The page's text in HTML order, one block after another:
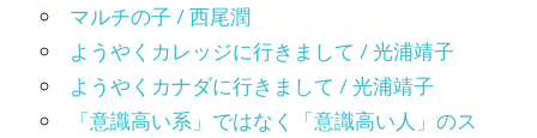
マルチの子 / 西尾潤
ようやくカレッジに行きまして / 光浦靖子
ようやくカナダに行きまして / 光浦靖子
「意識高い系」ではなく「意識高い人」のス